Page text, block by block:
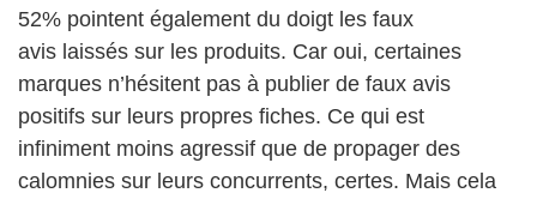
52% pointent également du doigt les faux
avis laissés sur les produits. Car oui, certaines
marques n’hésitent pas à publier de faux avis
positifs sur leurs propres fiches. Ce qui est
infiniment moins agressif que de propager des
calomnies sur leurs concurrents, certes. Mais cela